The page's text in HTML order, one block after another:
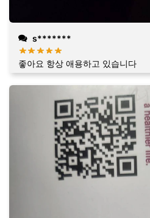
s*******
좋아요 항상 애용하고 있습니다